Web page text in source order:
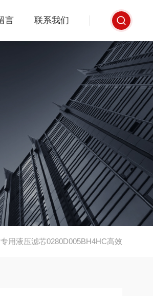
言 联系我们
用液压滤芯0280D005BH4HC高效